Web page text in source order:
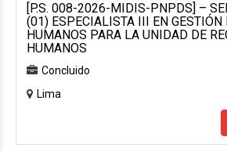
[P.S. 008-2026-MIDIS-PNPDS] –
(01) ESPECIALISTA III EN GESTIÓN
HUMANOS PARA LA UNIDAD DE
HUMANOS
Concluido
Lima